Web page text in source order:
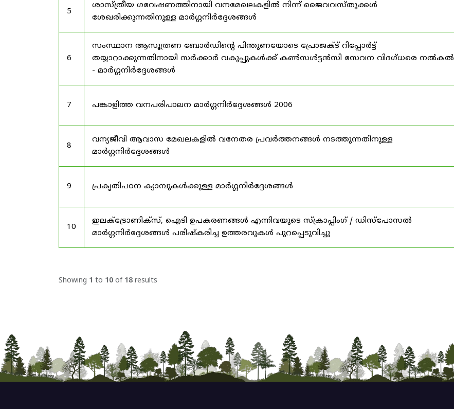
5
ശാസ്ത്രീയ ഗവേഷണത്തിനായി വനമേഖലകളിൽ നിന്ന് ജൈവവസ്തുക്കൾ
ശേഖരിക്കുന്നതിനുള്ള മാർഗ്ഗനിർദ്ദേശങ്ങൾ
6
സംസ്ഥാന ആസൂത്രണ ബോർഡിൻ്റെ പിന്തുണയോടെ പ്രോജക്ട് റിപ്പോർട്ട്
തയ്യാറാക്കുന്നതിനായി സർക്കാർ വകുപ്പുകൾക്ക് കൺസൾട്ടൻസി സേവന വിദഗ്ധരെ നൽകൽ
- മാർഗ്ഗനിർദ്ദേശങ്ങൾ
7 പങ്കാളിത്ത വനപരിപാലന മാർഗ്ഗനിർദ്ദേശങ്ങൾ 2006
8
വന്യജീവി ആവാസ മേഖലകളിൽ വനേതര പ്രവർത്തനങ്ങൾ നടത്തുന്നതിനുള്ള
മാർഗ്ഗനിർദ്ദേശങ്ങൾ
9 പ്രകൃതിപഠന ക്യാമ്പുകൾക്കുള്ള മാർഗ്ഗനിർദ്ദേശങ്ങൾ
10
ഇലക്‌ട്രോണിക്‌സ്, ഐടി ഉപകരണങ്ങൾ എന്നിവയുടെ സ്‌ക്രാപ്പിംഗ് / ഡിസ്‌പോസൽ
മാർഗ്ഗനിർദ്ദേശങ്ങൾ പരിഷ്‌കരിച്ച ഉത്തരവുകൾ പുറപ്പെടുവിച്ചു
Showing 1 to 10 of 18 results